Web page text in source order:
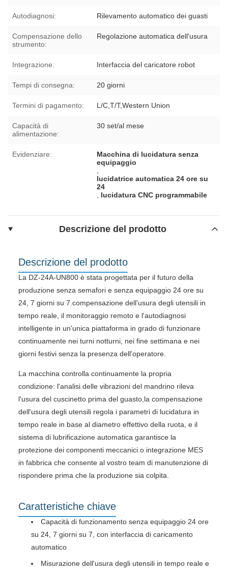
Autodiagnosi: Rilevamento automatico dei guasti
Compensazione dello
strumento:
Regolazione automatica dell'usura
Integrazione: Interfaccia del caricatore robot
Tempi di consegna: 20 giorni
Termini di pagamento: L/C,T/T,Western Union
Capacità di
alimentazione:
30 set/al mese
Evidenziare:
Macchina di lucidatura senza
equipaggio
lucidatrice automatica 24 ore su
24
lucidatura CNC programmabile
Descrizione del prodotto
Descrizione del prodotto
La DZ-24A-UN800 è stata progettata per il futuro della
produzione senza semafori e senza equipaggio 24 ore su
24, 7 giorni su 7.compensazione dell'usura degli utensili in
tempo reale, il monitoraggio remoto e l'autodiagnosi
intelligente in un'unica piattaforma in grado di funzionare
continuamente nei turni notturni, nei fine settimana e nei
giorni festivi senza la presenza dell'operatore.
La macchina controlla continuamente la propria
condizione: l'analisi delle vibrazioni del mandrino rileva
l'usura del cuscinetto prima del guasto,la compensazione
dell'usura degli utensili regola i parametri di lucidatura in
tempo reale in base al diametro effettivo della ruota, e il
sistema di lubrificazione automatica garantisce la
protezione dei componenti meccanici.o integrazione MES
in fabbrica che consente al vostro team di manutenzione di
rispondere prima che la produzione sia colpita.
Caratteristiche chiave
Capacità di funzionamento senza equipaggio 24 ore
su 24, 7 giorni su 7, con interfaccia di caricamento
automatico
Misurazione dell'usura degli utensili in tempo reale e